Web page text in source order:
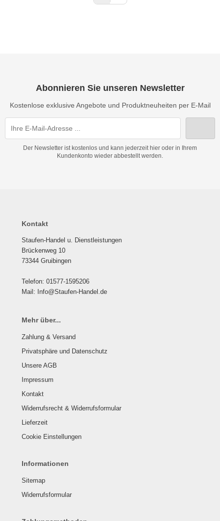
Abonnieren Sie unseren Newsletter
Kostenlose exklusive Angebote und Produktneuheiten per E-Mail
Der Newsletter ist kostenlos und kann jederzeit hier oder in Ihrem
Kundenkonto wieder abbestellt werden.
Kontakt
Staufen-Handel u. Dienstleistungen
Brückenweg 10
73344 Gruibingen
Telefon: 01577-1595206
Mail: Info@Staufen-Handel.de
Mehr über...
Zahlung & Versand
Privatsphäre und Datenschutz
Unsere AGB
Impressum
Kontakt
Widerrufsrecht & Widerrufsformular
Lieferzeit
Cookie Einstellungen
Informationen
Sitemap
Widerrufsformular